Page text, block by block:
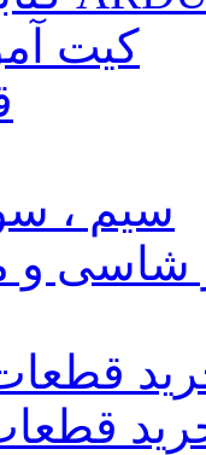
کیت
سیم ،
شاسی و